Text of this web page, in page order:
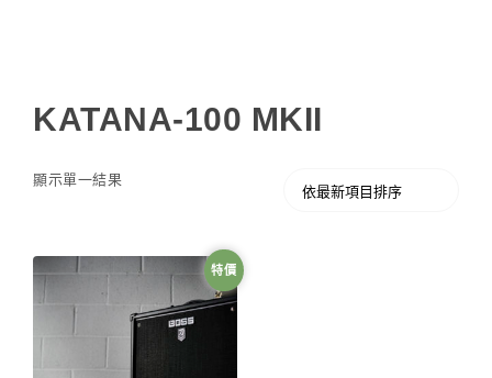
KATANA-100 MKII
顯示單一結果
特價